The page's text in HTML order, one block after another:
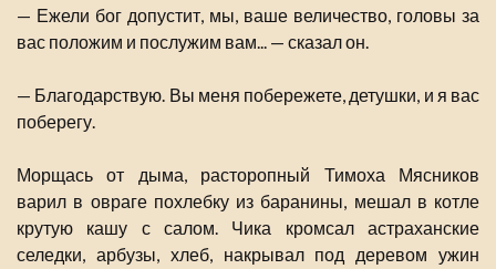
— Ежели бог допустит, мы, ваше величество, головы за
вас положим и послужим вам... — сказал он.
— Благодарствую. Вы меня побережете, детушки, и я вас
поберегу.
Морщась от дыма, расторопный Тимоха Мясников
варил в овраге похлебку из баранины, мешал в котле
крутую кашу с салом. Чика кромсал астраханские
селедки, арбузы, хлеб, накрывал под деревом ужин